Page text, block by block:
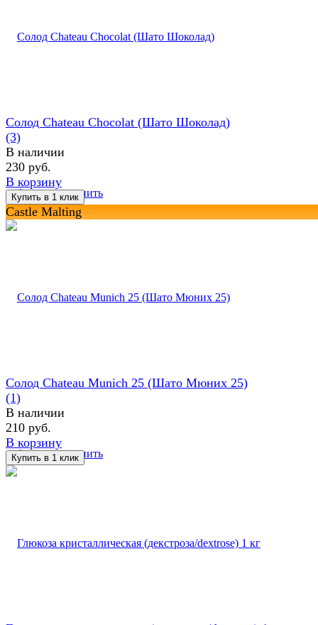
избранное сравнить
Солод Chateau Chocolat (Шато Шоколад)
(3)
В наличии
230 руб.
В корзину
Castle Malting
избранное сравнить
Солод Chateau Munich 25 (Шато Мюних 25)
(1)
В наличии
210 руб.
В корзину